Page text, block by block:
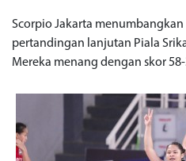
Scorpio Jakarta
pertandingan lanjutan Piala
Mereka menang dengan skor 58-